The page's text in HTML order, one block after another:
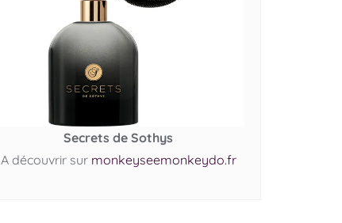
Secrets de Sothys
A découvrir sur monkeyseemonkeydo.fr